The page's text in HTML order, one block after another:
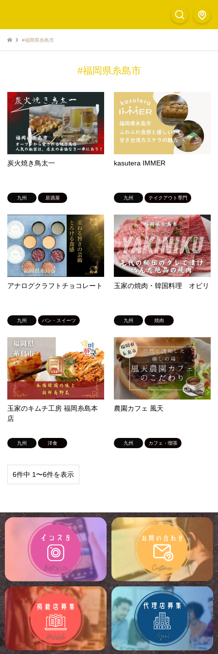
#福岡県糸島市
#福岡県糸島市
炭火焼き鳥太一
九州 居酒屋
kasutera IMMER
九州 テイクアウト専門
アナログクラフトチョコレート
九州 パン・スイーツ
玉家の焼肉・韓国料理 オビリ
九州 焼肉
玉家のキムチ工房 福岡糸島本
店
九州 洋食
農園カフェ 風天
九州 カフェ・喫茶
6件中 1〜6件を表示